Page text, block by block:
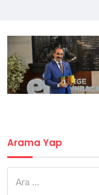
Arama Yap